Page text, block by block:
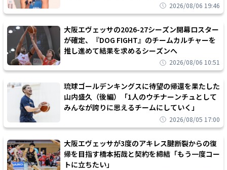
2026/08/06 19:46
大阪エヴェッサの2026-27シーズン開幕ロスター
が確定、『DOG FIGHT』のチームカルチャーを
推し進めて結果を求めるシーズンへ
2026/08/06 10:51
琉球ゴールデンキングスに待望の帰還を果たした
山内盛久（後編）「1人のウチナーンチュとして
みんなが誇りに思えるチームにしていく」
2026/08/05 17:00
大阪エヴェッサが3度のアキレス腱断裂からの復
帰を目指す橋本拓哉と契約を締結「もう一度コー
トに立ちたい」